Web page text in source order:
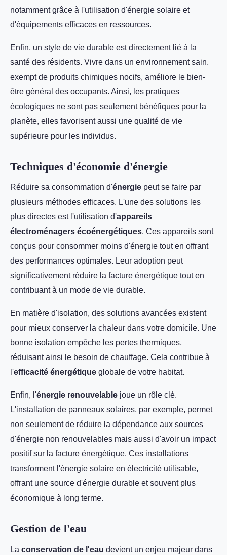
notamment grâce à l'utilisation d'énergie solaire et
d'équipements efficaces en ressources.
Enfin, un style de vie durable est directement lié à la
santé des résidents. Vivre dans un environnement sain,
exempt de produits chimiques nocifs, améliore le bien-
être général des occupants. Ainsi, les pratiques
écologiques ne sont pas seulement bénéfiques pour la
planète, elles favorisent aussi une qualité de vie
supérieure pour les individus.
Techniques d'économie d'énergie
Réduire sa consommation d'énergie peut se faire par
plusieurs méthodes efficaces. L'une des solutions les
plus directes est l'utilisation d'appareils
électroménagers écoénergétiques. Ces appareils sont
conçus pour consommer moins d'énergie tout en offrant
des performances optimales. Leur adoption peut
significativement réduire la facture énergétique tout en
contribuant à un mode de vie durable.
En matière d'isolation, des solutions avancées existent
pour mieux conserver la chaleur dans votre domicile. Une
bonne isolation empêche les pertes thermiques,
réduisant ainsi le besoin de chauffage. Cela contribue à
l'efficacité énergétique globale de votre habitat.
Enfin, l'énergie renouvelable joue un rôle clé.
L'installation de panneaux solaires, par exemple, permet
non seulement de réduire la dépendance aux sources
d'énergie non renouvelables mais aussi d'avoir un impact
positif sur la facture énergétique. Ces installations
transforment l'énergie solaire en électricité utilisable,
offrant une source d'énergie durable et souvent plus
économique à long terme.
Gestion de l'eau
La conservation de l'eau devient un enjeu majeur dans